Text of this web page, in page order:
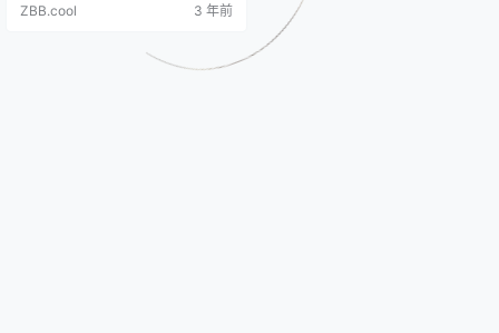
视频号以惊人的速度增长迭代。据
时长的80%，总视频播放量同比增
ZBB.cool 3 年前